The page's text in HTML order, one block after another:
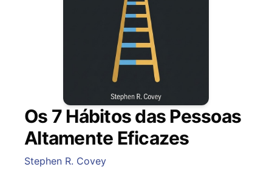
Os 7 Hábitos das Pessoas
Altamente Eficazes
Stephen R. Covey